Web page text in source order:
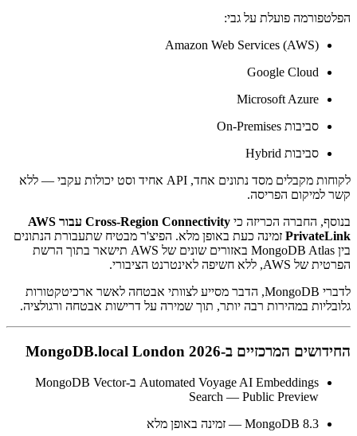
הפלטפורמה פועלת על גבי:
Amazon Web Services (AWS)
Google Cloud
Microsoft Azure
סביבות On-Premises
סביבות Hybrid
לקוחות מקבלים מסד נתונים אחד, API אחיד וסט יכולות עקבי — ללא
קשר למיקום הפריסה.
בנוסף, החברה הכריזה כי
Cross-Region Connectivity עבור AWS
PrivateLink זמינה כעת באופן מלא. הפיצ'ר מבטיח שתעבורת הנתונים
בין MongoDB Atlas באזורים שונים של AWS תישאר בתוך הרשת
הפרטית של AWS, ללא חשיפה לאינטרנט הציבורי.
לדברי MongoDB, הדבר מסייע לצוותי אבטחה לאשר ארכיטקטורות
גלובליות במהירות רבה יותר, תוך שמירה על דרישות אבטחה ורגולציה.
החידושים המרכזיים ב-MongoDB.local London 2026
Automated Voyage AI Embeddings ב-MongoDB Vector
Search — Public Preview
MongoDB 8.3 — זמינה באופן מלא